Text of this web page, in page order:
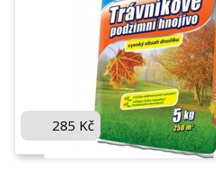
AGRO PODZIMNÍ TRÁVNÍKOVÉ
285 Kč KOUPIT